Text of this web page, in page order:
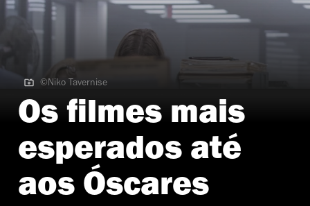
©Niko Tavernise | Tom Hanks e Meryl Streep em The Post
©Niko Tavernise
Os filmes mais
esperados até
aos Óscares